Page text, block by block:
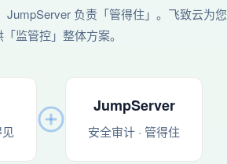
JumpServer 负责「管得住」。飞致云为您
监管控」整体方案。
见
JumpServer
安全审计 · 管得住